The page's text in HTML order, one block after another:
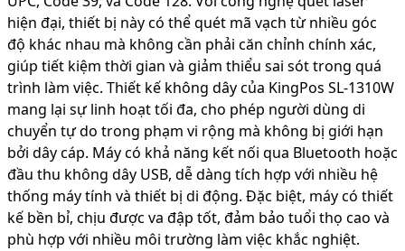
hiện đại, thiết bị này có thể quét mã vạch từ nhiều góc
độ khác nhau mà không cần phải căn chỉnh chính xác,
giúp tiết kiệm thời gian và giảm thiểu sai sót trong quá
trình làm việc. Thiết kế không dây của KingPos SL-1310W
mang lại sự linh hoạt tối đa, cho phép người dùng di
chuyển tự do trong phạm vi rộng mà không bị giới hạn
bởi dây cáp. Máy có khả năng kết nối qua Bluetooth hoặc
đầu thu không dây USB, dễ dàng tích hợp với nhiều hệ
thống máy tính và thiết bị di động. Đặc biệt, máy có thiết
kế bền bỉ, chịu được va đập tốt, đảm bảo tuổi thọ cao và
phù hợp với nhiều môi trường làm việc khắc nghiệt.